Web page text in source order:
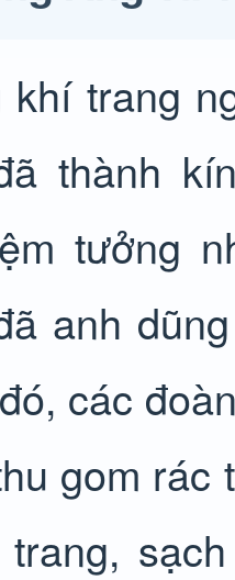
khí trang
thành
tưởng
anh
các
gom rác
trang,